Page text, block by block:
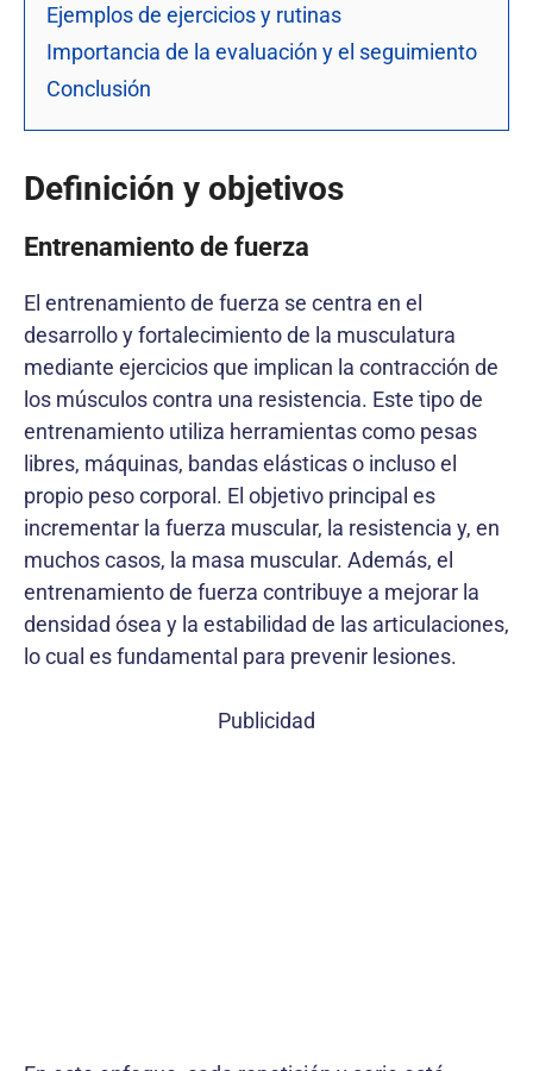
Ejemplos de ejercicios y rutinas
Importancia de la evaluación y el seguimiento
Conclusión
Definición y objetivos
Entrenamiento de fuerza
El entrenamiento de fuerza se centra en el
desarrollo y fortalecimiento de la musculatura
mediante ejercicios que implican la contracción de
los músculos contra una resistencia. Este tipo de
entrenamiento utiliza herramientas como pesas
libres, máquinas, bandas elásticas o incluso el
propio peso corporal. El objetivo principal es
incrementar la fuerza muscular, la resistencia y, en
muchos casos, la masa muscular. Además, el
entrenamiento de fuerza contribuye a mejorar la
densidad ósea y la estabilidad de las articulaciones,
lo cual es fundamental para prevenir lesiones.
Publicidad